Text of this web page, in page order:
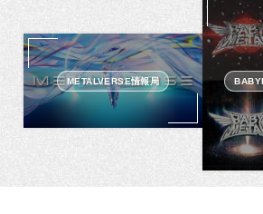
METALVERSE情報局